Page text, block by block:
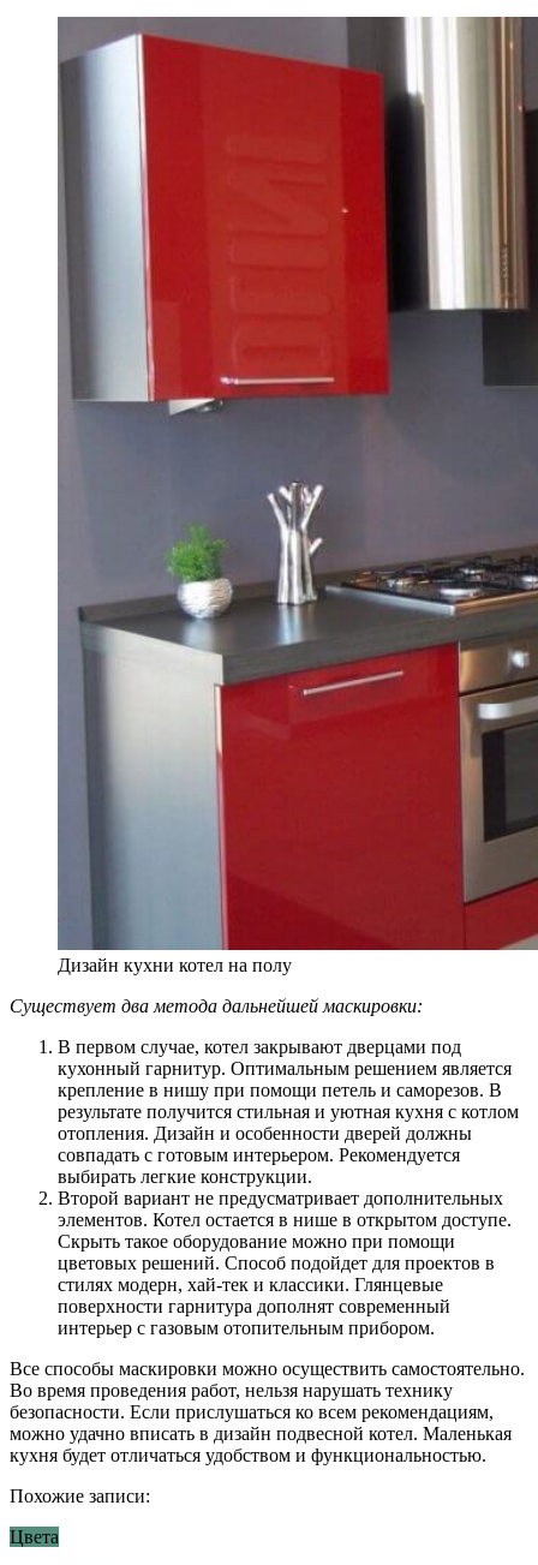
Дизайн кухни котел на полу
Существует два метода дальнейшей маскировки:
В первом случае, котел закрывают дверцами под
кухонный гарнитур. Оптимальным решением является
крепление в нишу при помощи петель и саморезов. В
результате получится стильная и уютная кухня с котлом
отопления. Дизайн и особенности дверей должны
совпадать с готовым интерьером. Рекомендуется
выбирать легкие конструкции.
Второй вариант не предусматривает дополнительных
элементов. Котел остается в нише в открытом доступе.
Скрыть такое оборудование можно при помощи
цветовых решений. Способ подойдет для проектов в
стилях модерн, хай-тек и классики. Глянцевые
поверхности гарнитура дополнят современный
интерьер с газовым отопительным прибором.
Все способы маскировки можно осуществить самостоятельно.
Во время проведения работ, нельзя нарушать технику
безопасности. Если прислушаться ко всем рекомендациям,
можно удачно вписать в дизайн подвесной котел. Маленькая
кухня будет отличаться удобством и функциональностью.
Похожие записи:
Цвета